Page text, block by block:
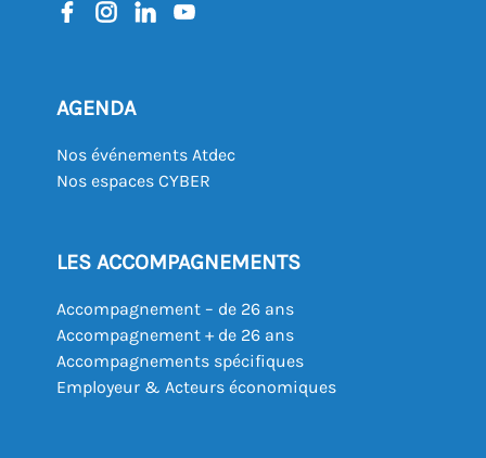
AGENDA
Nos événements Atdec
Nos espaces CYBER
LES ACCOMPAGNEMENTS
Accompagnement – de 26 ans
Accompagnement + de 26 ans
Accompagnements spécifiques
Employeur & Acteurs économiques